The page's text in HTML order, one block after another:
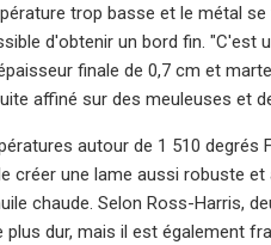
trop basse et le métal
d'obtenir un bord fin. "C'est
finale de 0,7 cm et
affiné sur des meuleuses et
autour de 1 510 degrés
une lame aussi robuste
chaude. Selon Ross-Harris,
dur, mais il est également